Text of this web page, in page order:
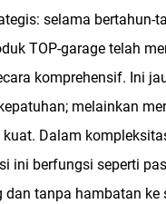
selama bertahun-
TOP-garage telah
komprehensif. Ini
melainkan
Dalam
ini berfungsi seperti
dan tanpa hambatan ke